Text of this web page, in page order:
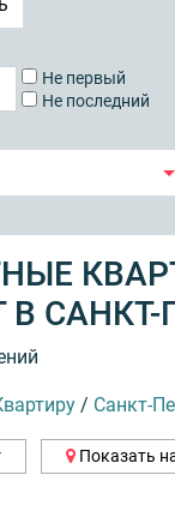
Не первый
Не последний
В САНКТ-
/ Санкт-
Показать